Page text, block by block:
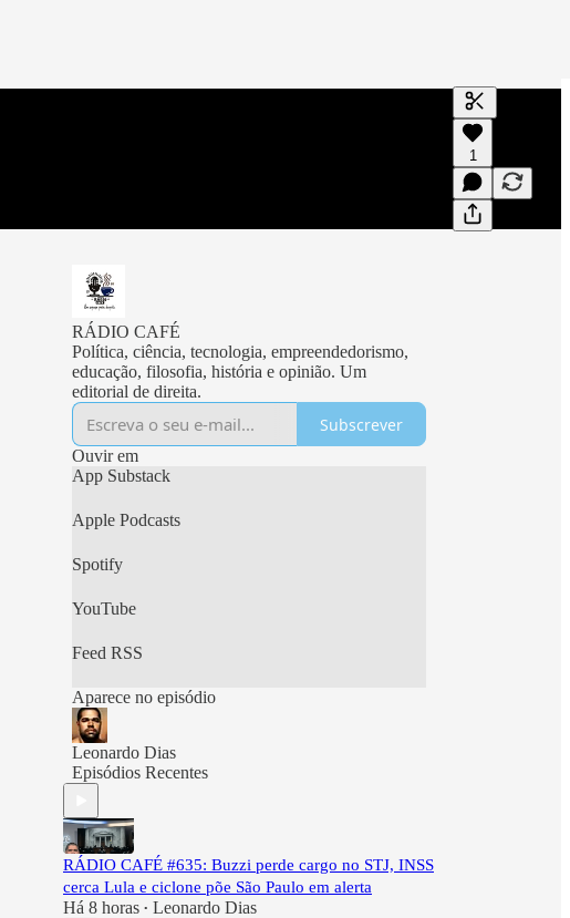
Gerar
Uma
1
RÁDIO CAFÉ
Política, ciência, tecnologia, empreendedorismo,
educação, filosofia, história e opinião. Um
editorial de direita.
Subscrever
Ouvir em
App Substack
Apple Podcasts
Spotify
YouTube
Feed RSS
Aparece no episódio
Leonardo Dias
Episódios Recentes
RÁDIO CAFÉ #635: Buzzi perde cargo no STJ, INSS
cerca Lula e ciclone põe São Paulo em alerta
Há 8 horas • Leonardo Dias